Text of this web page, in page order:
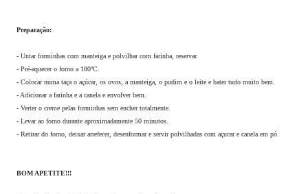
Preparação:
- Untar forminhas com manteiga e polvilhar com farinha, reservar.
- Pré-aquecer o forno a 180ºC.
- Colocar numa taça o açúcar, os ovos, a manteiga, o pudim e o leite e bater tudo muito bem.
- Adicionar a farinha e a canela e envolver bem.
- Verter o creme pelas forminhas sem encher totalmente.
- Levar ao forno durante aproximadamente 50 minutos.
- Retirar do forno, deixar arrefecer, desenformar e servir polvilhadas com açucar e canela em pó.
BOM APETITE!!!